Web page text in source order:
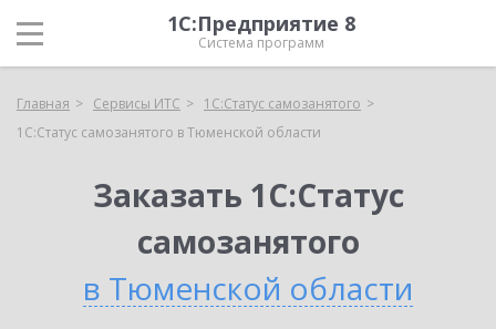
1С:Предприятие 8
Система программ
Главная Сервисы ИТС
1С:Статус самозанятого
1С:Статус самозанятого в Тюменской области
Заказать 1С:Статус
самозанятого
в Тюменской области